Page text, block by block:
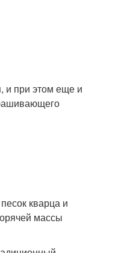
и при этом еще и
кварца и
массы